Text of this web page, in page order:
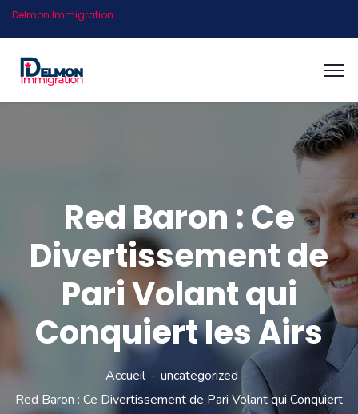
Delmon Immigration
Red Baron : Ce
Divertissement de
Pari Volant qui
Conquiert les Airs
Accueil
uncategorized
Red Baron : Ce Divertissement de Pari Volant qui Conquiert